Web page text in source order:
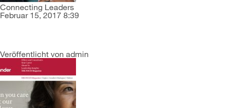
Connecting Leaders
Februar 15, 2017 8:39
Veröffentlicht von admin